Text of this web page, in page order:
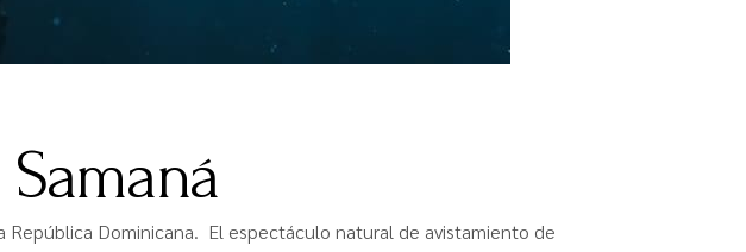
República Dominicana. El espectáculo natural de avistamiento de